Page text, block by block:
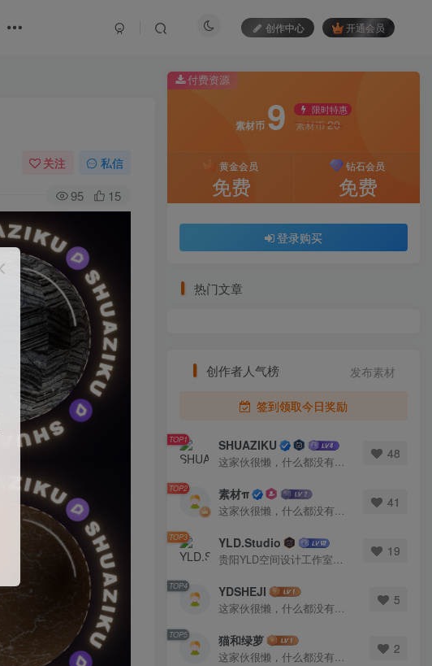
创作中心 开通会员
关注 私信
95 15
付费资源
素材币 9 限时特惠
素材币20
黄金会员
免费
钻石会员
免费
登录购买
热门文章
创作者人气榜 发布素材
签到领取今日奖励
TOP1 SHUAZIKU
这家伙很懒，什么都没有写...
48
TOP2 素材π
这家伙很懒，什么都没有写...
41
TOP3 YLD.Studio
贵阳YLD空间设计工作室，高端设计图库 ADVANCED CAD TEMPLATE 系列作者。联系邮箱：yld.studio@foxmail.com
19
TOP4 YDSHEJI
这家伙很懒，什么都没有写...
5
TOP5 猫和绿萝
这家伙很懒，什么都没有写...
2